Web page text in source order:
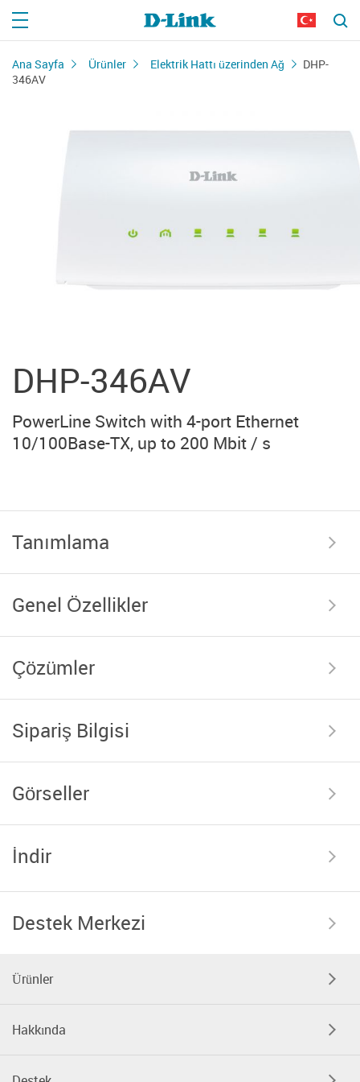
Ana Sayfa Ürünler Elektrik Hattı üzerinden Ağ
DHP-
346AV
DHP-346AV
PowerLine Switch with 4-port Ethernet
10/100Base-TX, up to 200 Mbit / s
Tanımlama
Genel Özellikler
Çözümler
Sipariş Bilgisi
Görseller
İndir
Destek Merkezi
Ürünler
Hakkında